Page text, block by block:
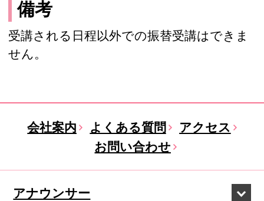
備考
受講される日程以外での振替受講はできま
せん。
会社案内 よくある質問
アクセス
お問い合わせ
アナウンサー